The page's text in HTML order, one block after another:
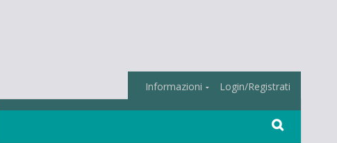
Informazioni Login/Registrati